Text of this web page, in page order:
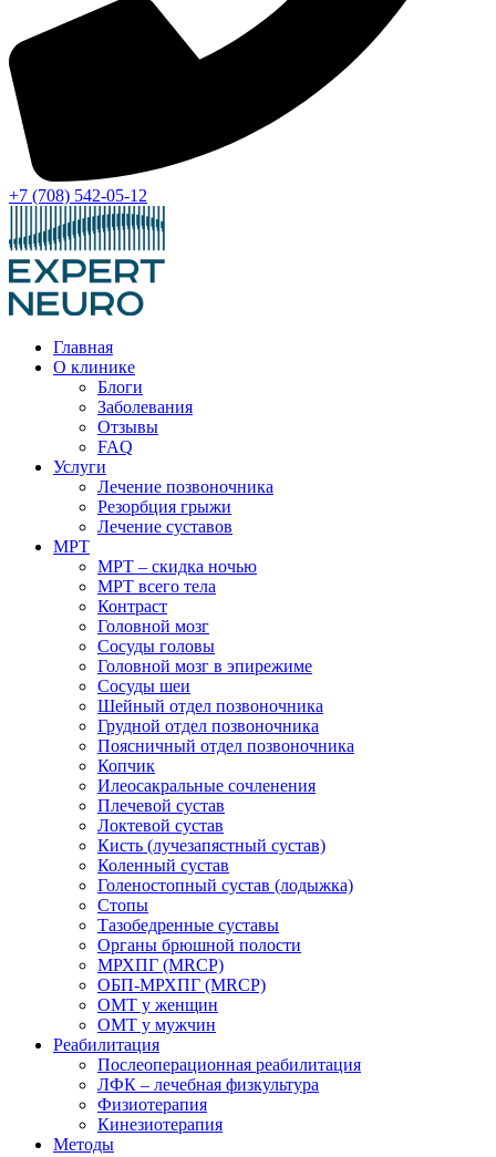
+7 (708) 542-05-12
Главная
О клинике
Блоги
Заболевания
Отзывы
FAQ
Услуги
Лечение позвоночника
Резорбция грыжи
Лечение суставов
МРТ
МРТ – скидка ночью
МРТ всего тела
Контраст
Головной мозг
Сосуды головы
Головной мозг в эпирежиме
Сосуды шеи
Шейный отдел позвоночника
Грудной отдел позвоночника
Поясничный отдел позвоночника
Копчик
Илеосакральные сочленения
Плечевой сустав
Локтевой сустав
Кисть (лучезапястный сустав)
Коленный сустав
Голеностопный сустав (лодыжка)
Стопы
Тазобедренные суставы
Органы брюшной полости
МРХПГ (MRCP)
ОБП-МРХПГ (MRCP)
ОМТ у женщин
ОМТ у мужчин
Реабилитация
Послеоперационная реабилитация
ЛФК – лечебная физкультура
Физиотерапия
Кинезиотерапия
Методы